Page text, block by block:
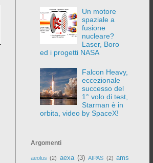
Un motore
spaziale a
fusione
nucleare?
Laser, Boro
ed i progetti NASA
Falcon Heavy,
eccezionale
successo del
1° volo di test,
Starman è in
orbita, video by SpaceX!
Argomenti
aeolus (2) aexa (3) AIPAS (2) ams